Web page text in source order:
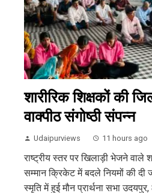
शारीरिक शिक्षकों की
वाक्पीठ संगोष्ठी संपन्न
Udaipurviews 11 hours ago
राष्ट्रीय स्तर पर खिलाड़ी भेजने वाले
सम्मान क्रिकेट में बदले नियमों की दी
स्मृति में हुई मौन प्रार्थना सभा